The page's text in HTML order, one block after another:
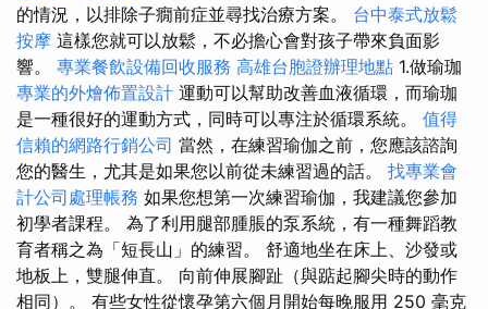
的情況，以排除子癇前症並尋找治療方案。 台中泰式放鬆
按摩 這樣您就可以放鬆，不必擔心會對孩子帶來負面影
響。 專業餐飲設備回收服務 高雄台胞證辦理地點 1.做瑜珈
專業的外燴佈置設計 運動可以幫助改善血液循環，而瑜珈
是一種很好的運動方式，同時可以專注於循環系統。 值得
信賴的網路行銷公司 當然，在練習瑜伽之前，您應該諮詢
您的醫生，尤其是如果您以前從未練習過的話。 找專業會
計公司處理帳務 如果您想第一次練習瑜伽，我建議您參加
初學者課程。 為了利用腿部腫脹的泵系統，有一種舞蹈教
育者稱之為「短長山」的練習。 舒適地坐在床上、沙發或
地板上，雙腿伸直。 向前伸展腳趾（與踮起腳尖時的動作
相同）。 有些女性從懷孕第六個月開始每晚服用 250 毫克